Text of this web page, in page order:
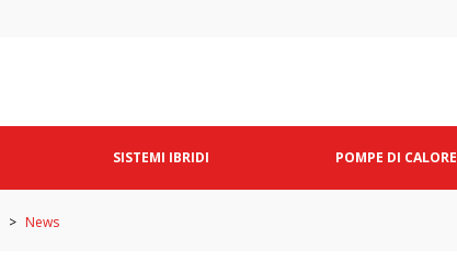
SISTEMI IBRIDI POMPE DI CALORE
News